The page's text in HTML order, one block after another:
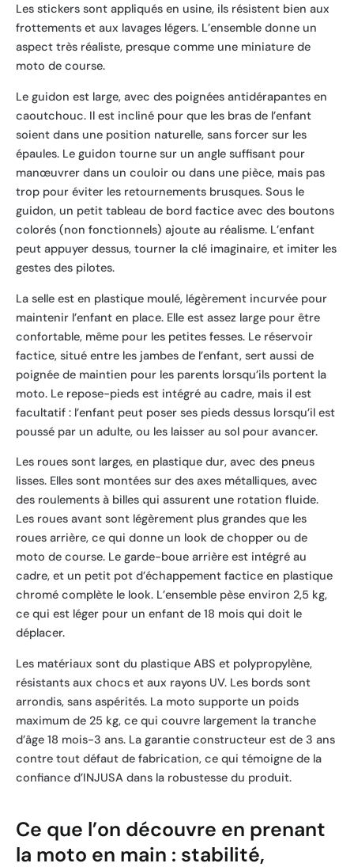
Les stickers sont appliqués en usine, ils résistent bien aux
frottements et aux lavages légers. L’ensemble donne un
aspect très réaliste, presque comme une miniature de
moto de course.
Le guidon est large, avec des poignées antidérapantes en
caoutchouc. Il est incliné pour que les bras de l’enfant
soient dans une position naturelle, sans forcer sur les
épaules. Le guidon tourne sur un angle suffisant pour
manœuvrer dans un couloir ou dans une pièce, mais pas
trop pour éviter les retournements brusques. Sous le
guidon, un petit tableau de bord factice avec des boutons
colorés (non fonctionnels) ajoute au réalisme. L’enfant
peut appuyer dessus, tourner la clé imaginaire, et imiter les
gestes des pilotes.
La selle est en plastique moulé, légèrement incurvée pour
maintenir l’enfant en place. Elle est assez large pour être
confortable, même pour les petites fesses. Le réservoir
factice, situé entre les jambes de l’enfant, sert aussi de
poignée de maintien pour les parents lorsqu’ils portent la
moto. Le repose-pieds est intégré au cadre, mais il est
facultatif : l’enfant peut poser ses pieds dessus lorsqu’il est
poussé par un adulte, ou les laisser au sol pour avancer.
Les roues sont larges, en plastique dur, avec des pneus
lisses. Elles sont montées sur des axes métalliques, avec
des roulements à billes qui assurent une rotation fluide.
Les roues avant sont légèrement plus grandes que les
roues arrière, ce qui donne un look de chopper ou de
moto de course. Le garde-boue arrière est intégré au
cadre, et un petit pot d’échappement factice en plastique
chromé complète le look. L’ensemble pèse environ 2,5 kg,
ce qui est léger pour un enfant de 18 mois qui doit le
déplacer.
Les matériaux sont du plastique ABS et polypropylène,
résistants aux chocs et aux rayons UV. Les bords sont
arrondis, sans aspérités. La moto supporte un poids
maximum de 25 kg, ce qui couvre largement la tranche
d’âge 18 mois-3 ans. La garantie constructeur est de 3 ans
contre tout défaut de fabrication, ce qui témoigne de la
confiance d’INJUSA dans la robustesse du produit.
Ce que l’on découvre en prenant
la moto en main : stabilité,